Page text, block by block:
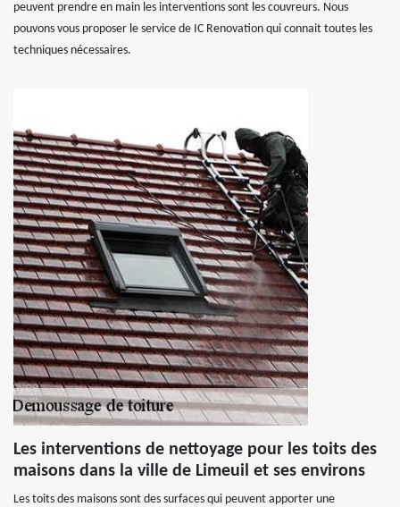
peuvent prendre en main les interventions sont les couvreurs. Nous
pouvons vous proposer le service de IC Renovation qui connait toutes les
techniques nécessaires.
Les interventions de nettoyage pour les toits des
maisons dans la ville de Limeuil et ses environs
Les toits des maisons sont des surfaces qui peuvent apporter une